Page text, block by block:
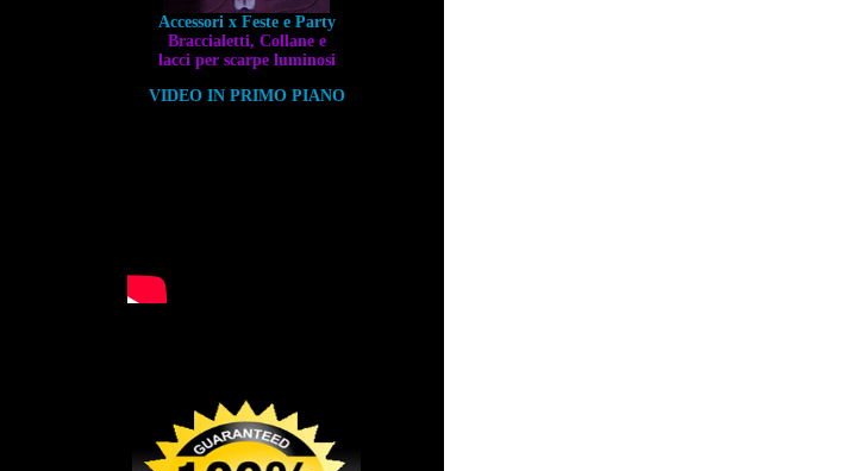
Accessori x Feste e Party
Braccialetti, Collane e
lacci per scarpe luminosi
VIDEO IN PRIMO PIANO